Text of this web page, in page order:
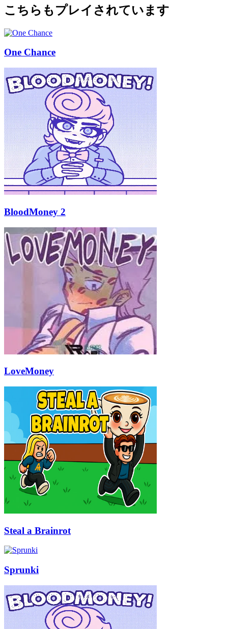
こちらもプレイされています
One Chance
BloodMoney 2
LoveMoney
Steal a Brainrot
Sprunki